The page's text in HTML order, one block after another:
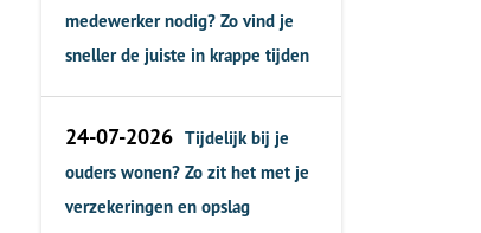
medewerker nodig? Zo vind je
sneller de juiste in krappe tijden
24-07-2026 Tijdelijk bij je
ouders wonen? Zo zit het met je
verzekeringen en opslag